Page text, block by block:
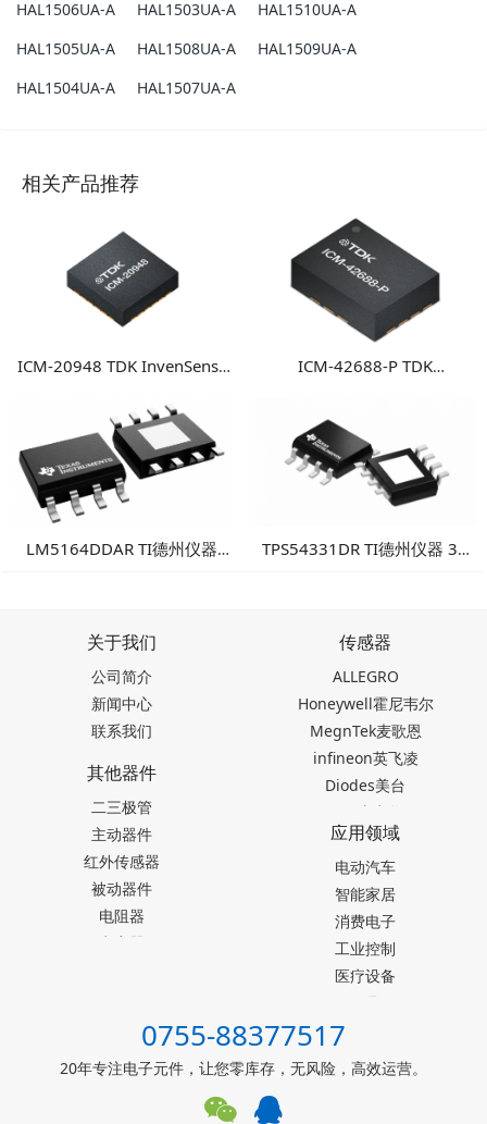
HAL1506UA-A HAL1503UA-A HAL1510UA-A
HAL1505UA-A HAL1508UA-A HAL1509UA-A
HAL1504UA-A HAL1507UA-A
相关产品推荐
ICM-20948 TDK InvenSense
合运动检测方案
ICM-42688-P TDK
LM5164DDAR TI德州仪器
TPS54331DR TI德州仪器 3A
关于我们
公司简介
新闻中心
联系我们
传感器
ALLEGRO
Honeywell霍尼韦尔
MegnTek麦歌恩
infineon英飞凌
Diodes美台
TDK东电化
SEIKO精工
Akm旭化成
Melexis迈来芯
NICERA尼塞拉
TI德州仪器
台产松术songhall
ST意法半导体
罗姆ROHM
其他器件
二三极管
主动器件
红外传感器
被动器件
电阻器
电容器
应用领域
电动汽车
智能家居
消费电子
工业控制
医疗设备
仪器仪表
能源设施
0755-88377517
20年专注电子元件，让您零库存，无风险，高效运营。